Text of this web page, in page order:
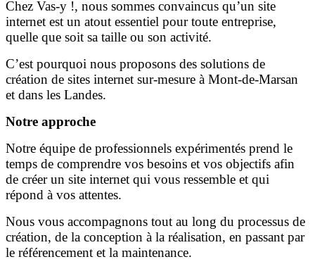
Chez Vas-y !, nous sommes convaincus qu’un site
internet est un atout essentiel pour toute entreprise,
quelle que soit sa taille ou son activité.
C’est pourquoi nous proposons des solutions de
création de sites internet sur-mesure à Mont-de-Marsan
et dans les Landes.
Notre approche
Notre équipe de professionnels expérimentés prend le
temps de comprendre vos besoins et vos objectifs afin
de créer un site internet qui vous ressemble et qui
répond à vos attentes.
Nous vous accompagnons tout au long du processus de
création, de la conception à la réalisation, en passant par
le référencement et la maintenance.